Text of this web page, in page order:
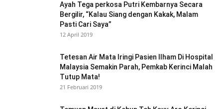
Ayah Tega perkosa Putri Kembarnya Secara
Bergilir, “Kalau Siang dengan Kakak, Malam
Pasti Cari Saya”
12 April 2019
Tetesan Air Mata Iringi Pasien Ilham Di Hospital
Malaysia Semakin Parah, Pemkab Kerinci Malah
Tutup Mata!
21 Februari 2019